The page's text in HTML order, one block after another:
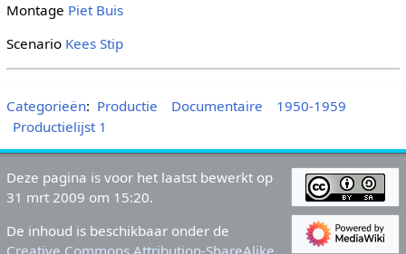
Montage Piet Buis
Scenario Kees Stip
Categorieën: Productie Documentaire
1950-1959
Productielijst 1
Deze pagina is voor het laatst bewerkt op
31 mrt 2009 om 15:20.
De inhoud is beschikbaar onder de